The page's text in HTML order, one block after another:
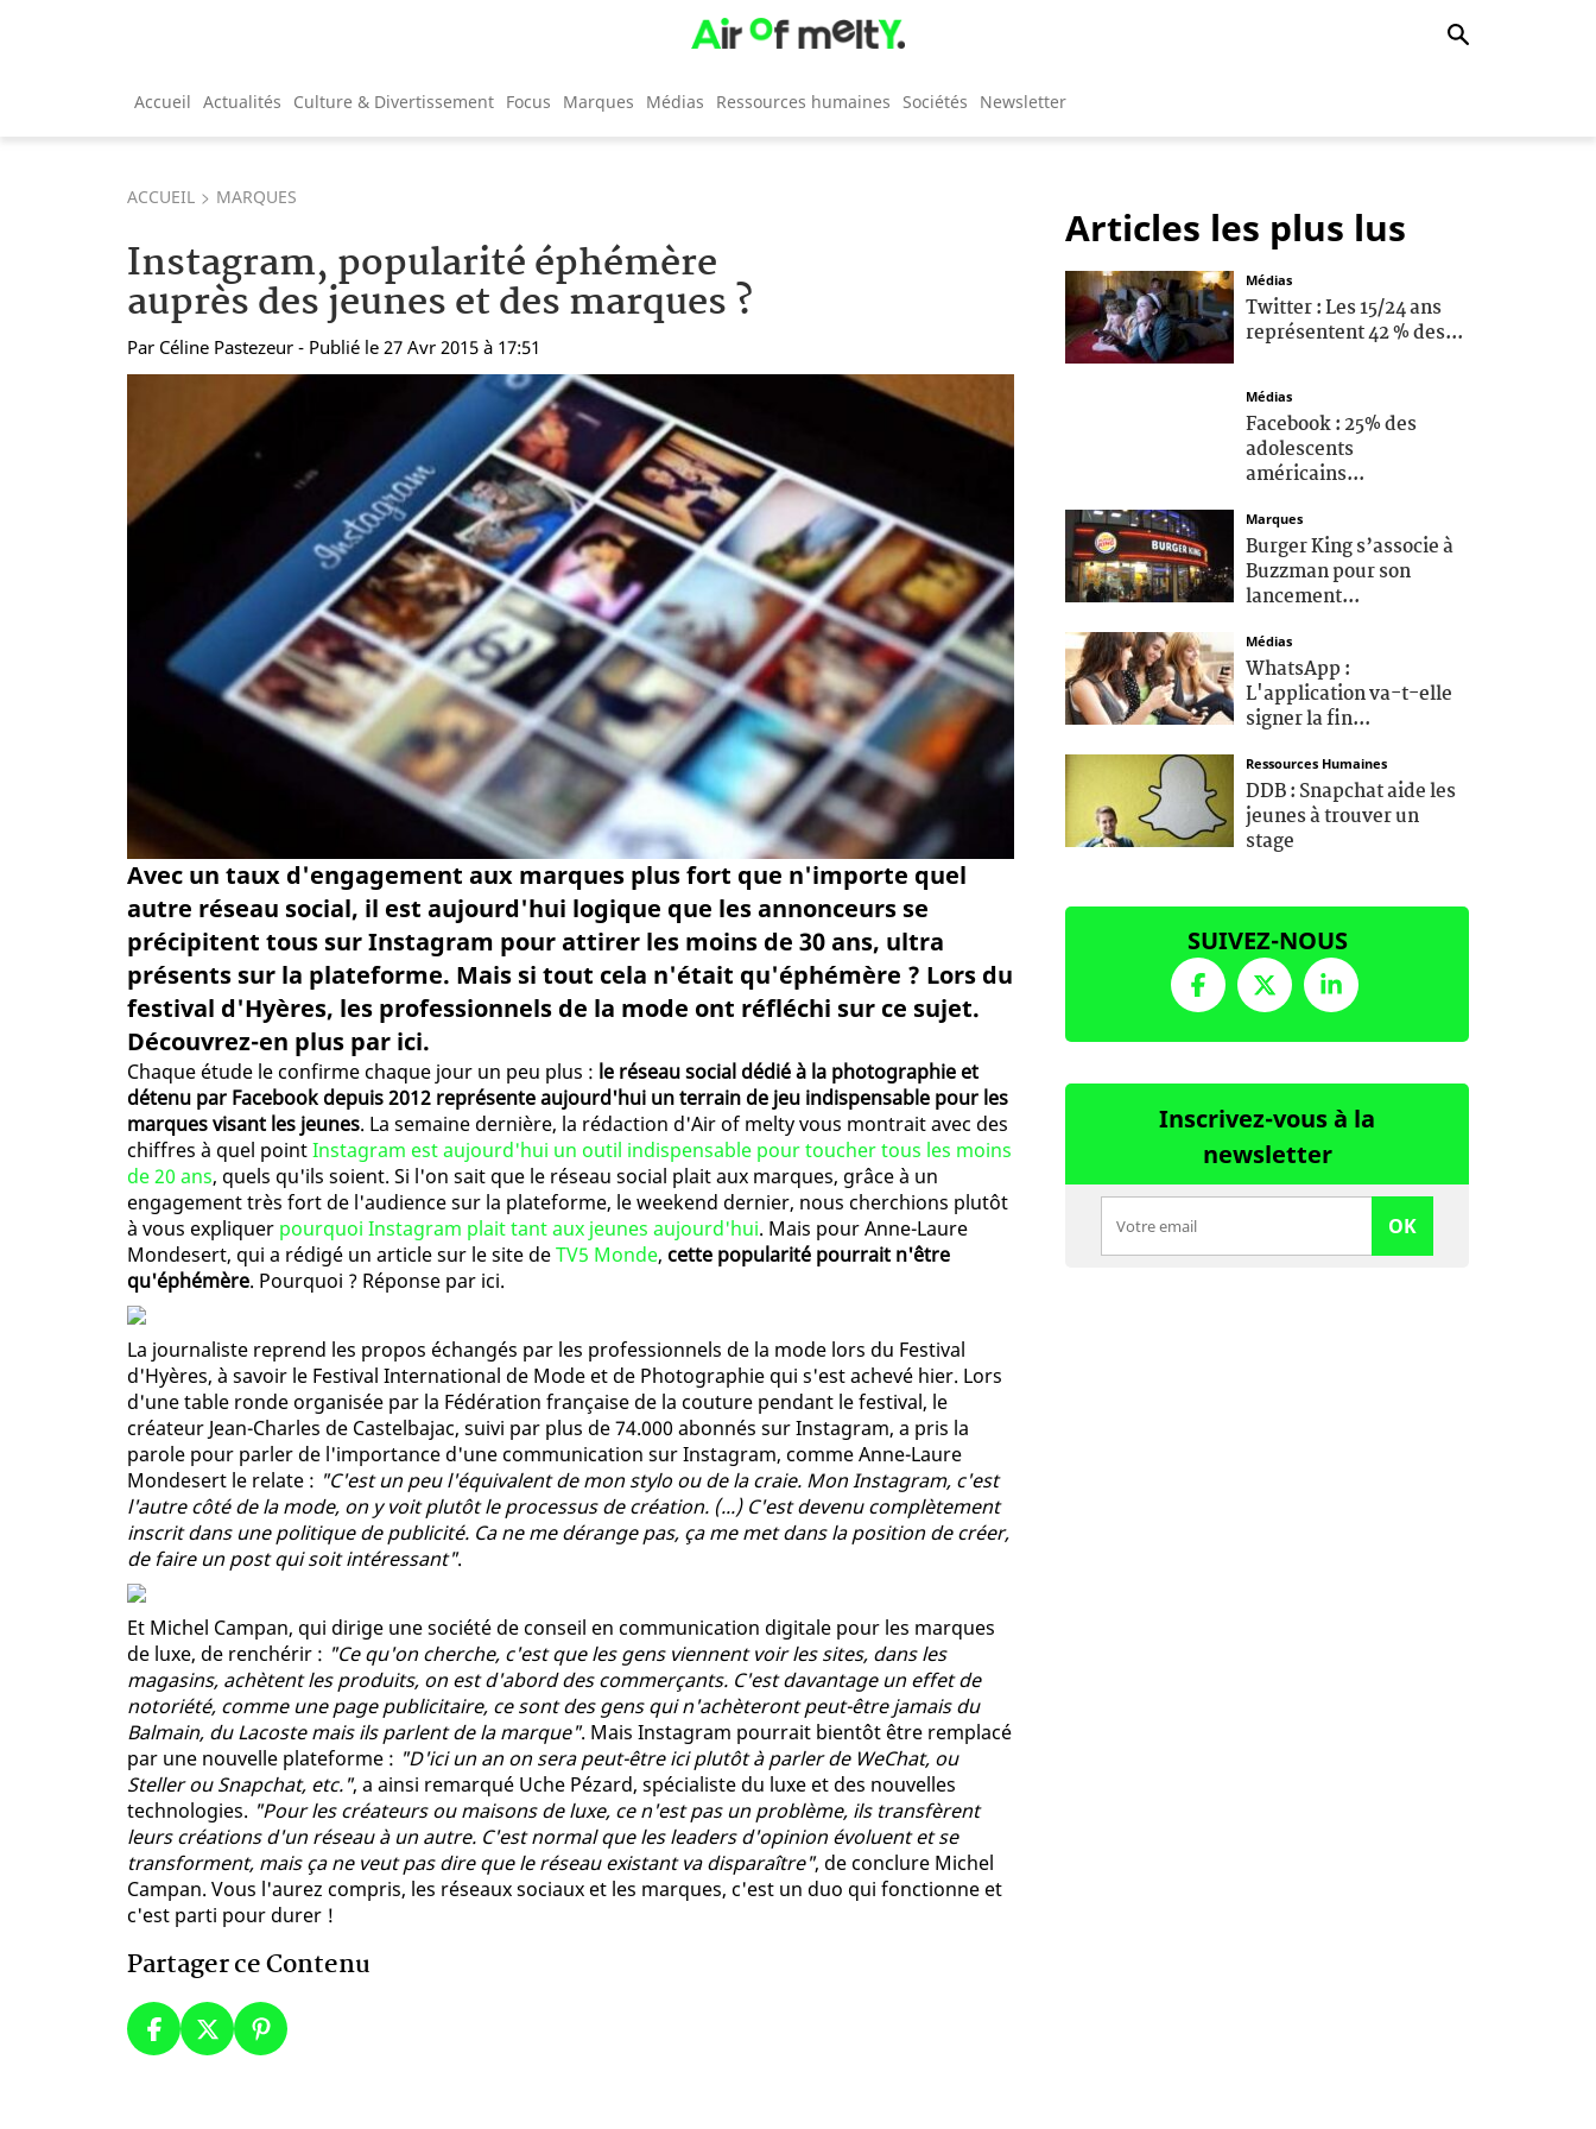
Accueil Actualités Culture & Divertissement Focus Marques Médias Ressources humaines Sociétés Newsletter
ACCUEIL MARQUES
Instagram, popularité éphémère
auprès des jeunes et des marques ?
Par Céline Pastezeur - Publié le 27 Avr 2015 à 17:51
Avec un taux d'engagement aux marques plus fort que n'importe quel
autre réseau social, il est aujourd'hui logique que les annonceurs se
précipitent tous sur Instagram pour attirer les moins de 30 ans, ultra
présents sur la plateforme. Mais si tout cela n'était qu'éphémère ? Lors du
festival d'Hyères, les professionnels de la mode ont réfléchi sur ce sujet.
Découvrez-en plus par ici.
Chaque étude le confirme chaque jour un peu plus : le réseau social dédié à la photographie et
détenu par Facebook depuis 2012 représente aujourd'hui un terrain de jeu indispensable pour les
marques visant les jeunes. La semaine dernière, la rédaction d'Air of melty vous montrait avec des
chiffres à quel pointInstagram est aujourd'hui un outil indispensable pour toucher tous les moins
de 20 ans, quels qu'ils soient. Si l'on sait que le réseau social plait aux marques, grâce à un
engagement très fort de l'audience sur la plateforme, le weekend dernier, nous cherchions plutôt
à vous expliquer pourquoi Instagram plait tant aux jeunes aujourd'hui. Mais pour Anne-Laure
Mondesert, qui a rédigé un article sur le site deTV5 Monde, cette popularité pourrait n'être
qu'éphémère. Pourquoi ? Réponse par ici.
La journaliste reprend les propos échangés par les professionnels de la mode lors du Festival
d'Hyères, à savoir le Festival International de Mode et de Photographie qui s'est achevé hier. Lors
d'une table ronde organisée par la Fédération française de la couture pendant le festival, le
créateur Jean-Charles de Castelbajac, suivi par plus de 74.000 abonnés sur Instagram, a pris la
parole pour parler de l'importance d'une communication sur Instagram, comme Anne-Laure
Mondesert le relate : "C'est un peu l'équivalent de mon stylo ou de la craie. Mon Instagram, c'est
l'autre côté de la mode, on y voit plutôt le processus de création. (...) C'est devenu complètement
inscrit dans une politique de publicité. Ca ne me dérange pas, ça me met dans la position de créer,
de faire un post qui soit intéressant".
Et Michel Campan, qui dirige une société de conseil en communication digitale pour les marques
de luxe, de renchérir : "Ce qu'on cherche, c'est que les gens viennent voir les sites, dans les
magasins, achètent les produits, on est d'abord des commerçants. C'est davantage un effet de
notoriété, comme une page publicitaire, ce sont des gens qui n'achèteront peut-être jamais du
Balmain, du Lacoste mais ils parlent de la marque". Mais Instagram pourrait bientôt être remplacé
par une nouvelle plateforme : "D'ici un an on sera peut-être ici plutôt à parler de WeChat, ou
Steller ou Snapchat, etc.", a ainsi remarqué Uche Pézard, spécialiste du luxe et des nouvelles
technologies. "Pour les créateurs ou maisons de luxe, ce n'est pas un problème, ils transfèrent
leurs créations d'un réseau à un autre. C'est normal que les leaders d'opinion évoluent et se
transforment, mais ça ne veut pas dire que le réseau existant va disparaître", de conclure Michel
Campan. Vous l'aurez compris, les réseaux sociaux et les marques, c'est un duo qui fonctionne et
c'est parti pour durer !
Partager ce Contenu
Articles les plus lus
Médias
Twitter : Les 15/24 ans
représentent 42 % des...
Médias
Facebook : 25% des
adolescents
américains...
Marques
Burger King s’associe à
Buzzman pour son
lancement...
Médias
WhatsApp :
L'application va-t-elle
signer la fin...
Ressources Humaines
DDB : Snapchat aide les
jeunes à trouver un
stage
SUIVEZ-NOUS
Inscrivez-vous à la
newsletter
OK